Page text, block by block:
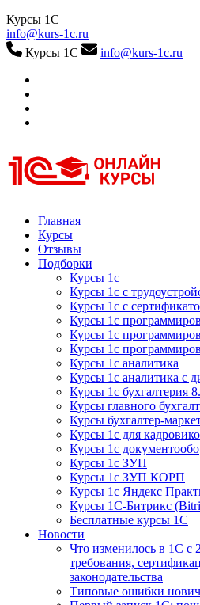
Курсы 1С
info@kurs-1c.ru
Курсы 1С
info@kurs-1c.ru
Курсы 1С
Курсы 1С официальная
Главная
Курсы
Отзывы
Подборки
Курсы 1с
Курсы 1с с
Курсы 1с с
Курсы 1с
Курсы 1с
Курсы 1с
Курсы 1с аналитика
Курсы 1с аналитика с
Курсы 1с бухгалтерия
Курсы главного
Курсы бухгалтер-
Курсы 1с для
Курсы 1с
Курсы 1с ЗУП
Курсы 1с ЗУП КОРП
Курсы 1с Яндекс
Курсы 1С-Битрикс
Бесплатные курсы 1С
Новости
Что изменилось в 1С с
требования,
законодательства
Типовые ошибки